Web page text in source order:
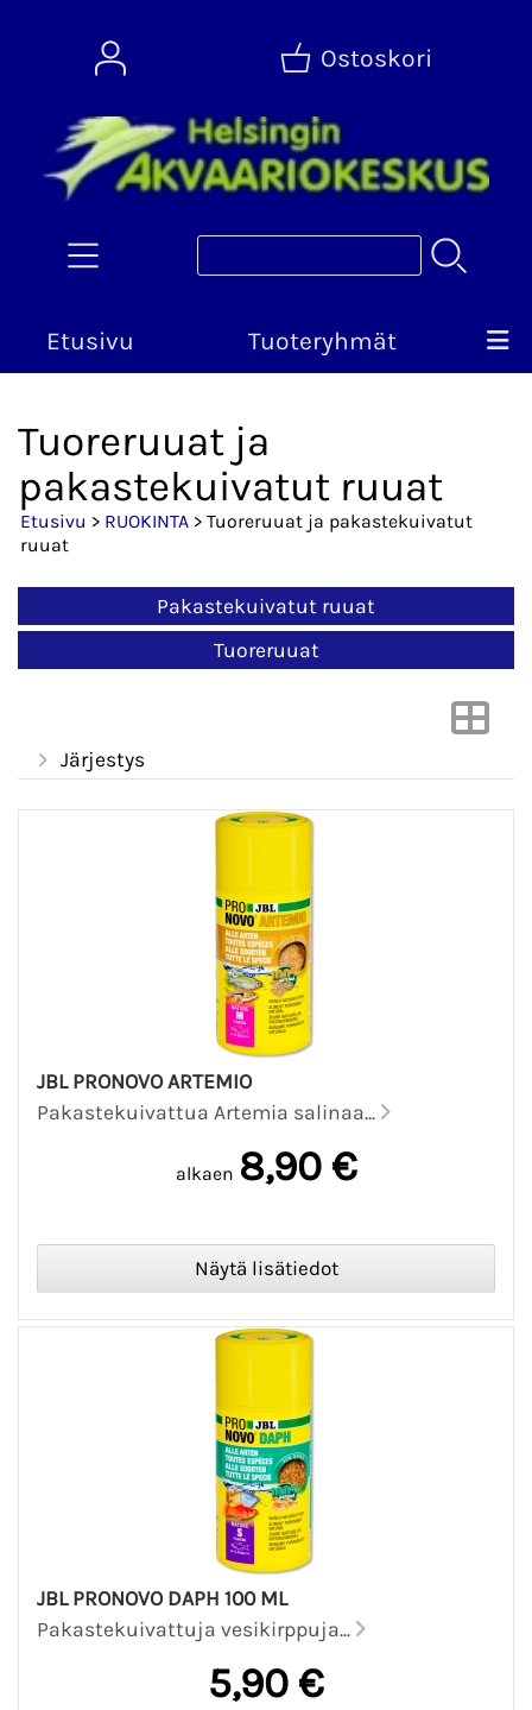
Ostoskori
Etusivu Tuoteryhmät
Tuoreruuat ja
pakastekuivatut ruuat
Etusivu > RUOKINTA > Tuoreruuat ja pakastekuivatut
ruuat
Pakastekuivatut ruuat
Tuoreruuat
Järjestys
JBL PRONOVO ARTEMIO
Pakastekuivattua Artemia salinaa...
alkaen 8,90 €
JBL PRONOVO DAPH 100 ML
Pakastekuivattuja vesikirppuja...
5,90 €